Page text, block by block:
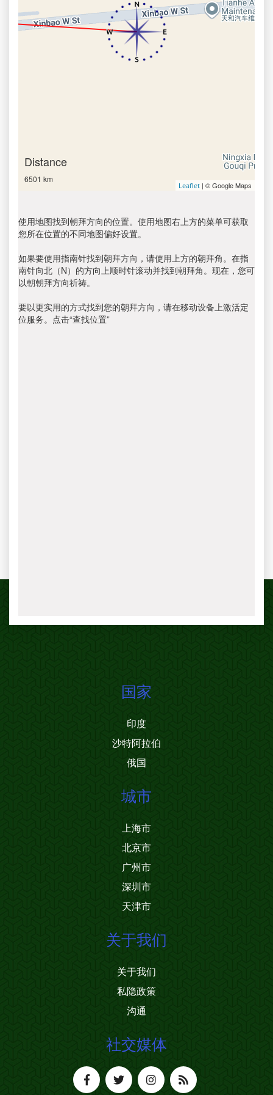
Distance
6501 km
Leaflet | © Google Maps
使用地图找到朝拜方向的位置。使用地图右上方的菜单可获取
您所在位置的不同地图偏好设置。
如果要使用指南针找到朝拜方向，请使用上方的朝拜角。在指
南针向北（N）的方向上顺时针滚动并找到朝拜角。现在，您可
以朝朝拜方向祈祷。
要以更实用的方式找到您的朝拜方向，请在移动设备上激活定
位服务。点击“查找位置”
国家
印度
沙特阿拉伯
俄国
城市
上海市
北京市
广州市
深圳市
天津市
关于我们
关于我们
私隐政策
沟通
社交媒体